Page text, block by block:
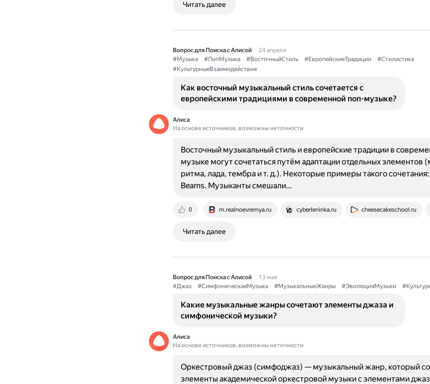
Читать далее
Вопрос для Поиска с Алисой
24 апреля
#Музыка
#ПопМузыка #ВосточныйСтиль #ЕвропейскиеТрадиции
#Стилистика
#КультурныеВзаимодействия
Как восточный музыкальный стиль сочетается с
европейскими традициями в современной поп-музыке?
Алиса
На основе источников, возможны неточности
0 m.realnoevremya.ru cyberleninka.ru cheesecakeschool.ru
Восточный музыкальный стиль и европейские традиции в
музыке могут сочетаться путём адаптации отдельных элементов
ритма, лада, тембра и т. д.). Некоторые примеры такого
Beams. Музыканты смешали…
Читать далее
Вопрос для Поиска с Алисой
13 мая
#Джаз
#СимфоническаяМузыка #МузыкальныеЖанры #ЭволюцияМузыки
Какие музыкальные жанры сочетают элементы джаза и
симфонической музыки?
Алиса
На основе источников, возможны неточности
Оркестровый джаз (симфоджаз) — музыкальный жанр, который
элементы академической оркестровой музыки с элементами